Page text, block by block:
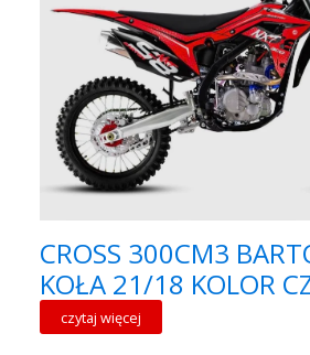
CROSS 300CM3
KOŁA 21/18 KOLOR
czytaj więcej